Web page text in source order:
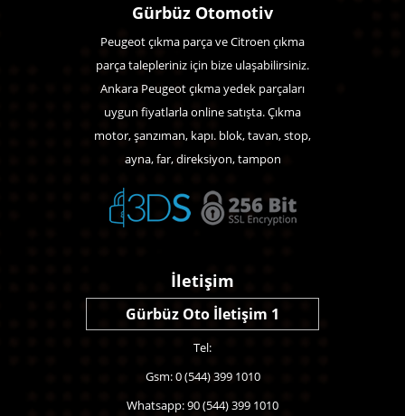
Gürbüz Otomotiv
Peugeot çıkma parça ve Citroen çıkma
parça talepleriniz için bize ulaşabilirsiniz.
Ankara Peugeot çıkma yedek parçaları
uygun fiyatlarla online satışta. Çıkma
motor, şanzıman, kapı. blok, tavan, stop,
ayna, far, direksiyon, tampon
İletişim
Gürbüz Oto İletişim 1
Tel:
Gsm: 0 (544) 399 1010
Whatsapp: 90 (544) 399 1010